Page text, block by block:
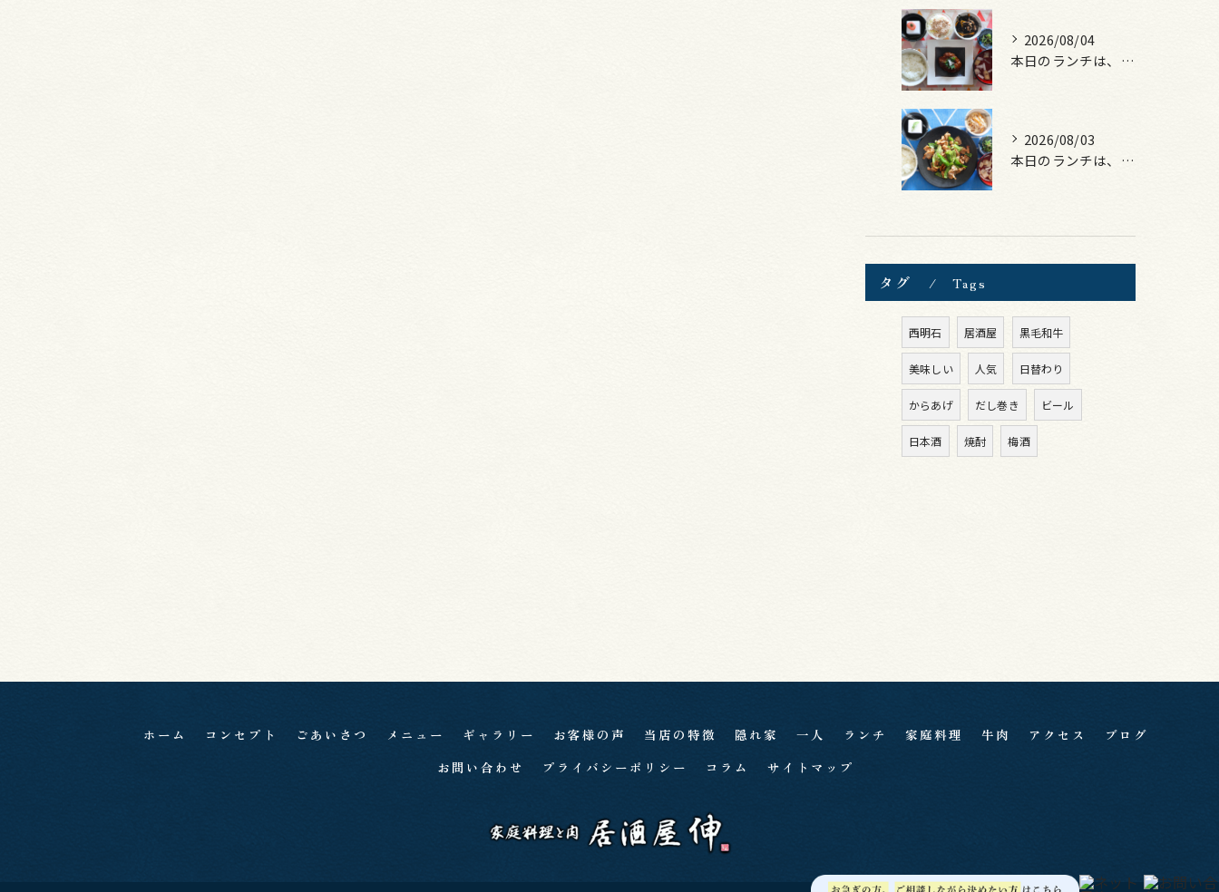
2026/08/04
本日のランチは、煮込みハンバーグ！
2026/08/03
本日のランチは、豚バラキャベツの回鍋肉風！
タグ Tags
西明石 居酒屋 黒毛和牛
美味しい 人気 日替わり
からあげ だし巻き ビール
日本酒 焼酎 梅酒
ホーム コンセプト ごあいさつ メニュー ギャラリー お客様の声 当店の特徴 隠れ家 一人 ランチ 家庭料理 牛肉 アクセス
ブログ
お問い合わせ
プライバシーポリシー コラム サイトマップ